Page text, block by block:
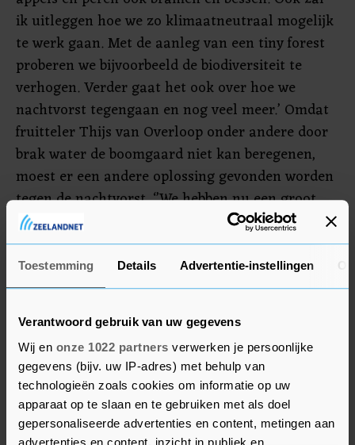
Toestemming Details Advertentie-instellingen
Verantwoord gebruik van uw gegevens
Wij en onze 1022 partners verwerken je persoonlijke
gegevens (bijv. uw IP-adres) met behulp van
technologieën zoals cookies om informatie op uw
apparaat op te slaan en te gebruiken met als doel
gepersonaliseerde advertenties en content, metingen aan
advertenties en content, inzicht in publiek en
ik uitleggen hoe we zo klimaatneutraal mogelijk
te werk gaan. Met de aanleg van een tiny forest
proberen we bijvoorbeeld de biodiversiteit te
verhogen. Verder gaat het ook over hoe we
nachtvorst tegengaan en nog veel meer.’ Omdat
fruitteler Thijs van Overloop onder andere door
brak water de boomgaard niet kan beregenen,
moest er een andere oplossing gevonden worden
tegen de nachtvorst. ‘’We hebben nu een groot
apparaat dat op gas draait en in een cirkel van
veertig meter eromheen het fruit warm houdt’’,
vertelt hij. ‘’Als er dan ‘s nachts vorst is, gaat er
bij mij een alarm af en dan ga ik kijken of ik het
ook, ongeacht het tijdstip, gaan kijken bij het
perceel in Kruiningen.’’